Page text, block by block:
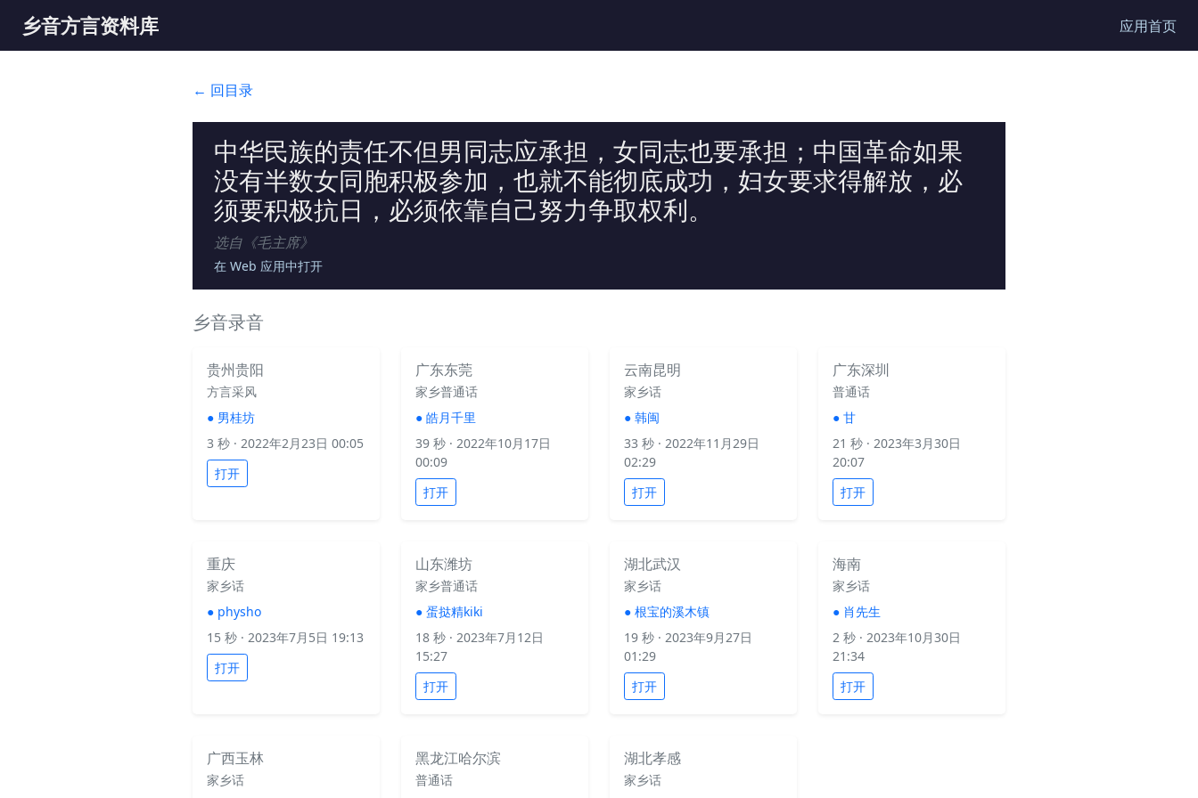
乡音方言资料库 应用首页
← 回目录
中华民族的责任不但男同志应承担，女同志也要承担；中国革命如果
没有半数女同胞积极参加，也就不能彻底成功，妇女要求得解放，必
须要积极抗日，必须依靠自己努力争取权利。
选自《毛主席》
在 Web 应用中打开
乡音录音
贵州贵阳
方言采风
● 男桂坊
3 秒 · 2022年2月23日 00:05
打开
广东东莞
家乡普通话
● 皓月千里
39 秒 · 2022年10月17日
00:09
打开
云南昆明
家乡话
● 韩闽
33 秒 · 2022年11月29日
02:29
打开
广东深圳
普通话
● 甘
21 秒 · 2023年3月30日
20:07
打开
重庆
家乡话
● physho
15 秒 · 2023年7月5日 19:13
打开
山东潍坊
家乡普通话
● 蛋挞精kiki
18 秒 · 2023年7月12日
15:27
打开
湖北武汉
家乡话
● 根宝的溪木镇
19 秒 · 2023年9月27日
01:29
打开
海南
家乡话
● 肖先生
2 秒 · 2023年10月30日
21:34
打开
广西玉林
家乡话
黑龙江哈尔滨
普通话
湖北孝感
家乡话